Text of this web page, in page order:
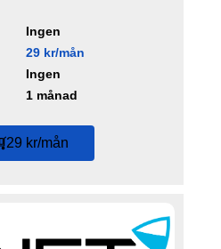
Ingen
29 kr/mån
Ingen
1 månad
29 kr/mån